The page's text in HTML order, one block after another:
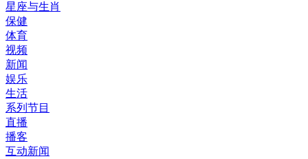
星座与生肖
保健
体育
视频
新闻
娱乐
生活
系列节目
直播
播客
互动新闻